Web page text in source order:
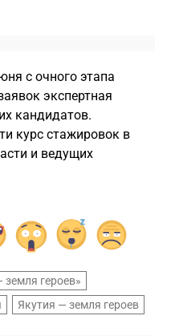
с очного этапа
экспертная
кандидатов.
курс стажировок в
и ведущих
героев»
Якутия — земля героев